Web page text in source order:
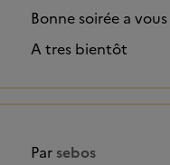
Bonne soirée a vous
A tres bientôt
Par sebos